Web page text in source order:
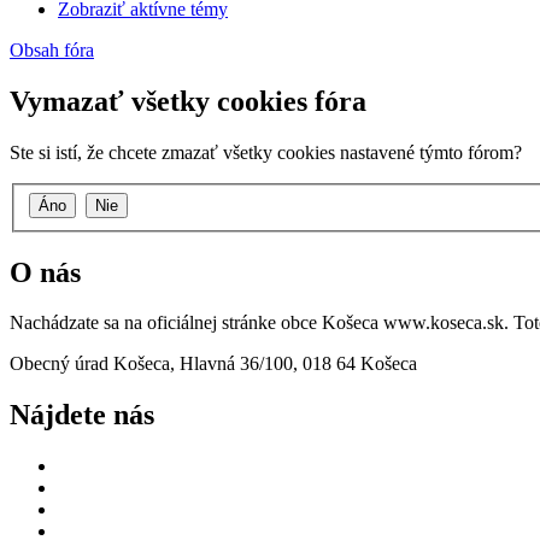
Zobraziť aktívne témy
Obsah fóra
Vymazať všetky cookies fóra
Ste si istí, že chcete zmazať všetky cookies nastavené týmto fórom?
O nás
Nachádzate sa na oficiálnej stránke obce Košeca www.koseca.sk.
Obecný úrad Košeca, Hlavná 36/100, 018 64 Košeca
Nájdete nás